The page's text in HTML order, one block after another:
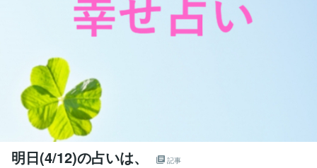
明日(4/12)の占いは、 記事